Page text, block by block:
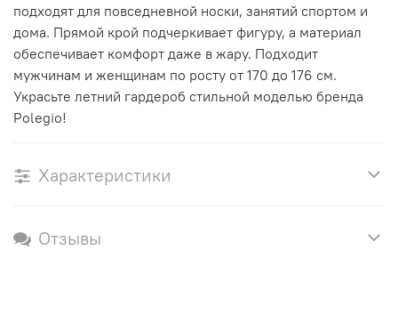
подходят для повседневной носки, занятий спортом и
дома. Прямой крой подчеркивает фигуру, а материал
обеспечивает комфорт даже в жару. Подходит
мужчинам и женщинам по росту от 170 до 176 см.
Украсьте летний гардероб стильной моделью бренда
Polegio!
Характеристики
Отзывы